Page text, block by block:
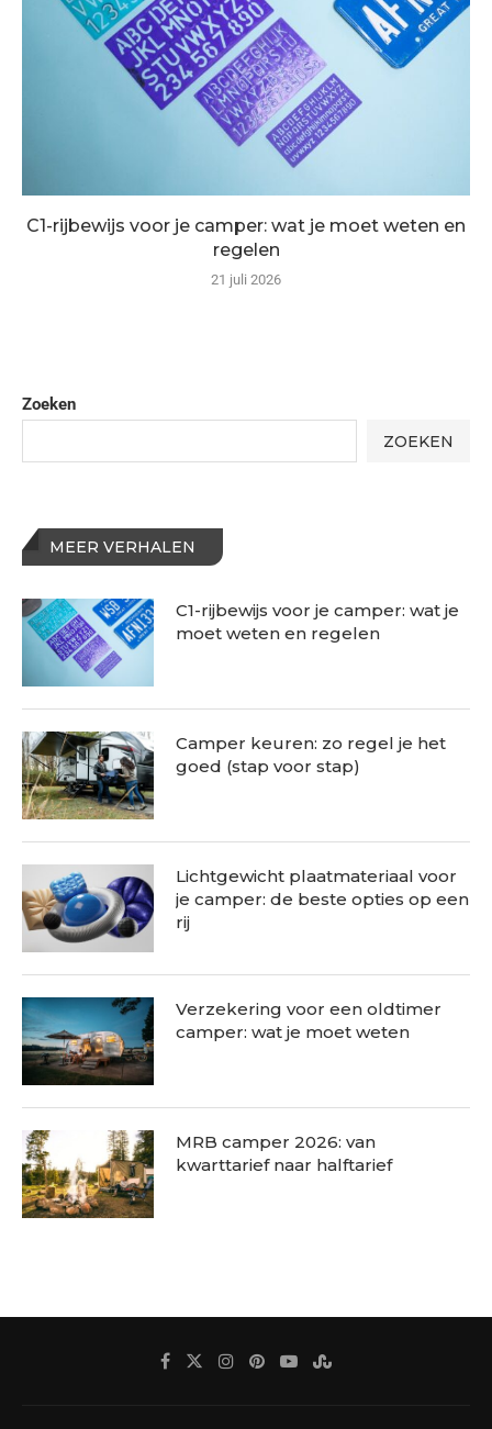
C1-rijbewijs voor je camper: wat je moet weten en
regelen
21 juli 2026
Zoeken
ZOEKEN
MEER VERHALEN
C1-rijbewijs voor je camper: wat je
moet weten en regelen
Camper keuren: zo regel je het
goed (stap voor stap)
Lichtgewicht plaatmateriaal voor
je camper: de beste opties op een
rij
Verzekering voor een oldtimer
camper: wat je moet weten
MRB camper 2026: van
kwarttarief naar halftarief